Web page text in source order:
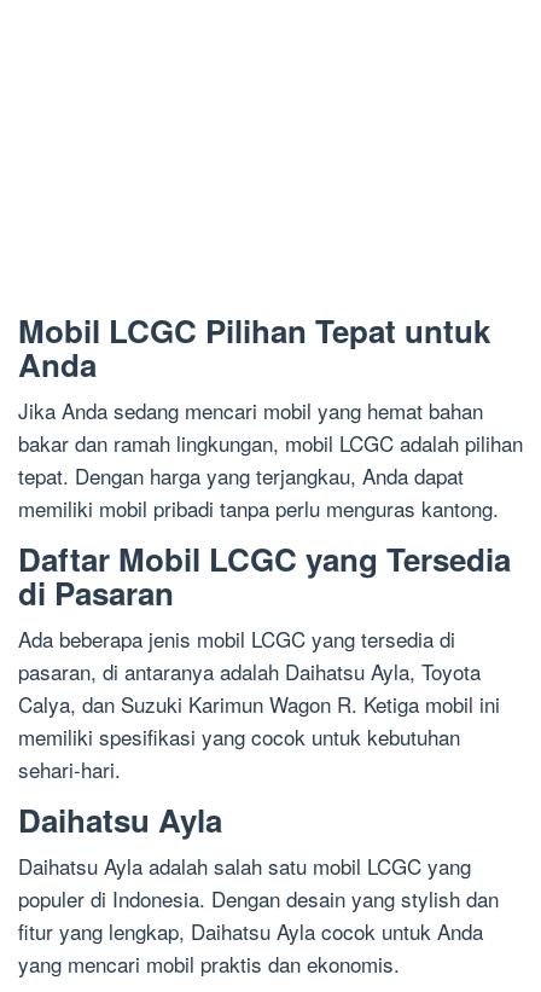
Mobil LCGC Pilihan Tepat untuk
Anda
Jika Anda sedang mencari mobil yang hemat bahan
bakar dan ramah lingkungan, mobil LCGC adalah pilihan
tepat. Dengan harga yang terjangkau, Anda dapat
memiliki mobil pribadi tanpa perlu menguras kantong.
Daftar Mobil LCGC yang Tersedia
di Pasaran
Ada beberapa jenis mobil LCGC yang tersedia di
pasaran, di antaranya adalah Daihatsu Ayla, Toyota
Calya, dan Suzuki Karimun Wagon R. Ketiga mobil ini
memiliki spesifikasi yang cocok untuk kebutuhan
sehari-hari.
Daihatsu Ayla
Daihatsu Ayla adalah salah satu mobil LCGC yang
populer di Indonesia. Dengan desain yang stylish dan
fitur yang lengkap, Daihatsu Ayla cocok untuk Anda
yang mencari mobil praktis dan ekonomis.